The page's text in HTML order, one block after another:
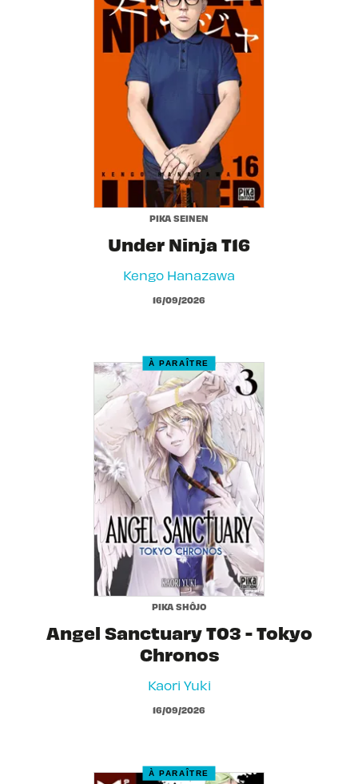
PIKA SEINEN
Under Ninja T16
Kengo Hanazawa
16/09/2026
À PARAÎTRE
PIKA SHÔJO
Angel Sanctuary T03 - Tokyo
Chronos
Kaori Yuki
16/09/2026
À PARAÎTRE